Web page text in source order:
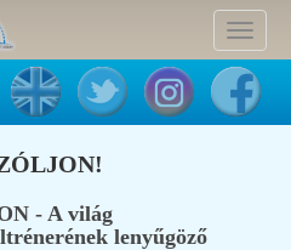
Toggle
- A világ
lenyűgöző